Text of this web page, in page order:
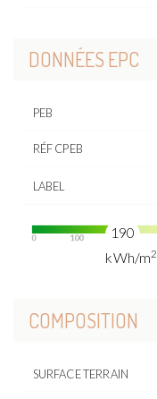
DONNÉES EPC
PEB
RÉF CPEB
LABEL
190
kWh/m2
COMPOSITION
SURFACE TERRAIN